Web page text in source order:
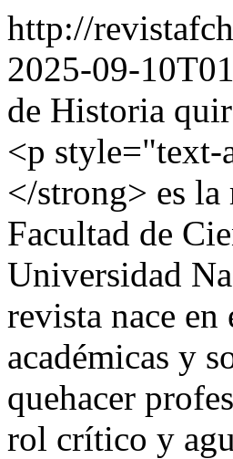
http://
2025-09-
de Historia
<p
</strong> es
Facultad de
Universidad
revista nace
académicas y
quehacer
rol crítico y